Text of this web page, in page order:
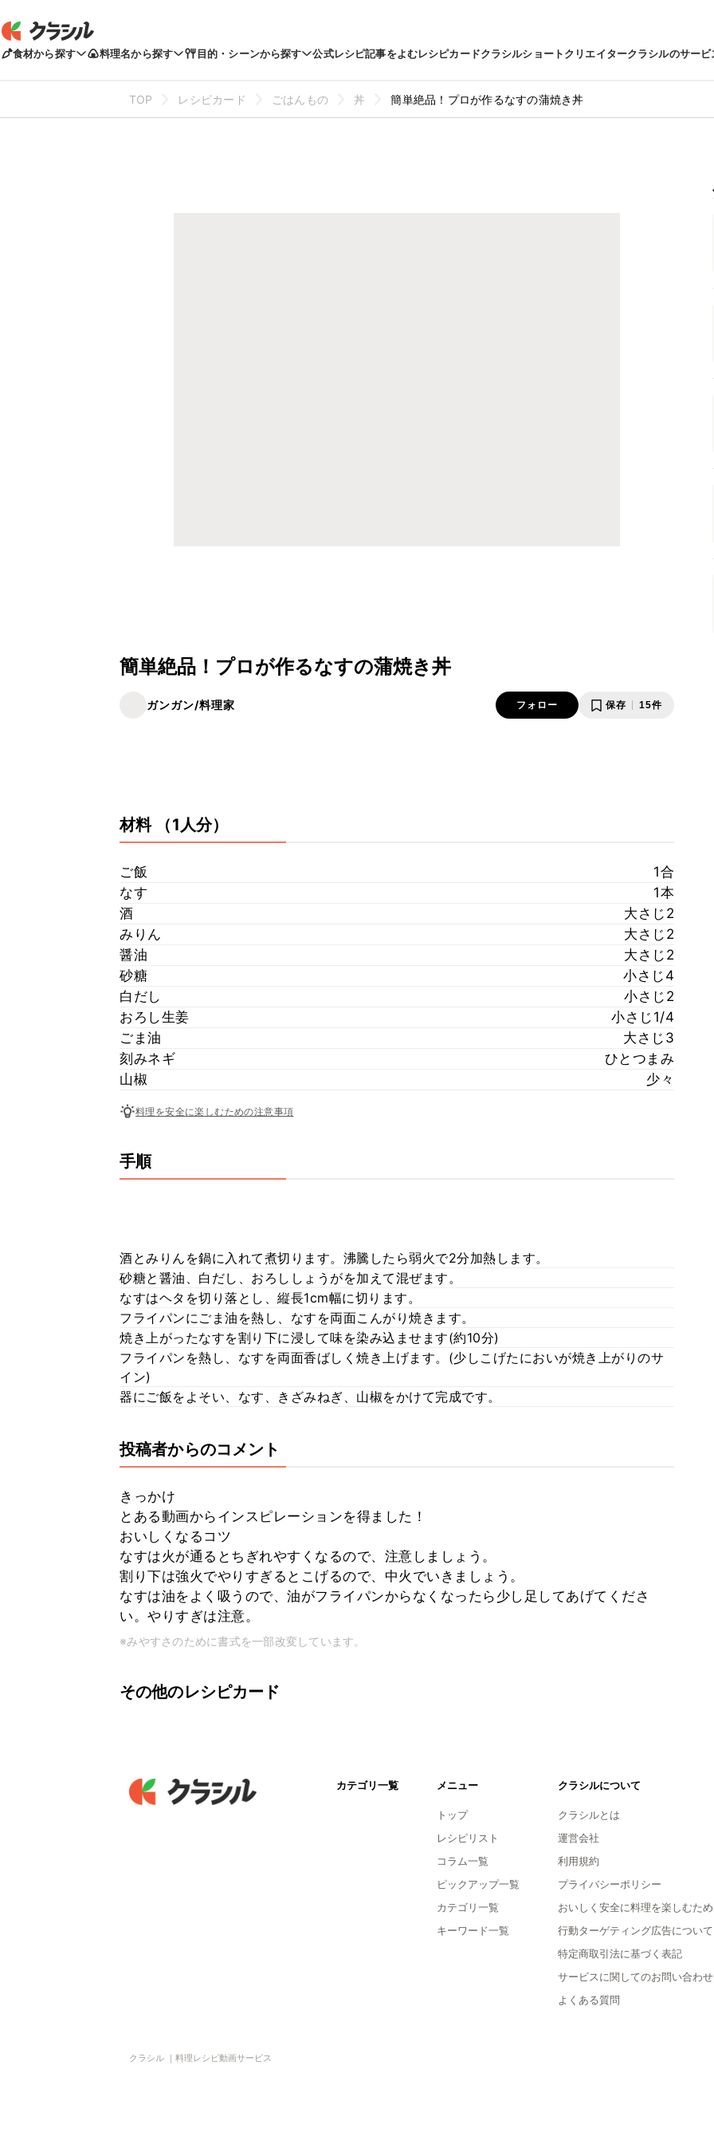
食材から探す 料理名から探す 目的・シーンから探す 公式レシピ記事をよむレシピカードクラシルショートクリエイタークラシルのサービ
TOP レシピカード ごはんもの 丼 簡単絶品！プロが作るなすの蒲焼き丼
簡単絶品！プロが作るなすの蒲焼き丼
ガンガン/料理家 フォロー 保存 15件
材料 （1人分）
ご飯
1合
なす
1本
酒
大さじ2
みりん
大さじ2
醤油
大さじ2
砂糖
小さじ4
白だし
小さじ2
おろし生姜
小さじ1/4
ごま油
大さじ3
刻みネギ
ひとつまみ
山椒
少々
料理を安全に楽しむための注意事項
手順
酒とみりんを鍋に入れて煮切ります。沸騰したら弱火で2分加熱します。
砂糖と醤油、白だし、おろししょうがを加えて混ぜます。
なすはヘタを切り落とし、縦長1cm幅に切ります。
フライパンにごま油を熱し、なすを両面こんがり焼きます。
焼き上がったなすを割り下に浸して味を染み込ませます(約10分)
フライパンを熱し、なすを両面香ばしく焼き上げます。(少しこげたにおいが焼き上がりのサ
イン)
器にご飯をよそい、なす、きざみねぎ、山椒をかけて完成です。
投稿者からのコメント
きっかけ
とある動画からインスピレーションを得ました！
おいしくなるコツ
なすは火が通るとちぎれやすくなるので、注意しましょう。
割り下は強火でやりすぎるとこげるので、中火でいきましょう。
なすは油をよく吸うので、油がフライパンからなくなったら少し足してあげてくださ
い。やりすぎは注意。
※みやすさのために書式を一部改変しています。
その他のレシピカード
カテゴリ一覧 メニュー
トップ
レシピリスト
コラム一覧
ピックアップ一覧
カテゴリ一覧
キーワード一覧
クラシルについて
クラシルとは
運営会社
利用規約
プライバシーポリシー
おいしく安全に料理を楽しむため
行動ターゲティング広告について
特定商取引法に基づく表記
サービスに関してのお問い合わせ
よくある質問
クラシル ｜料理レシピ動画サービス